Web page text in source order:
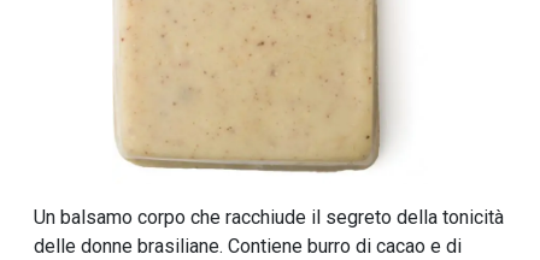
Un balsamo corpo che racchiude il segreto della tonicità
delle donne brasiliane. Contiene burro di cacao e di